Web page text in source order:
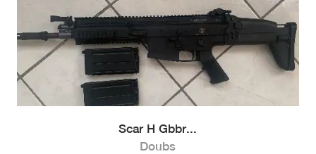
Scar H Gbbr...
Doubs